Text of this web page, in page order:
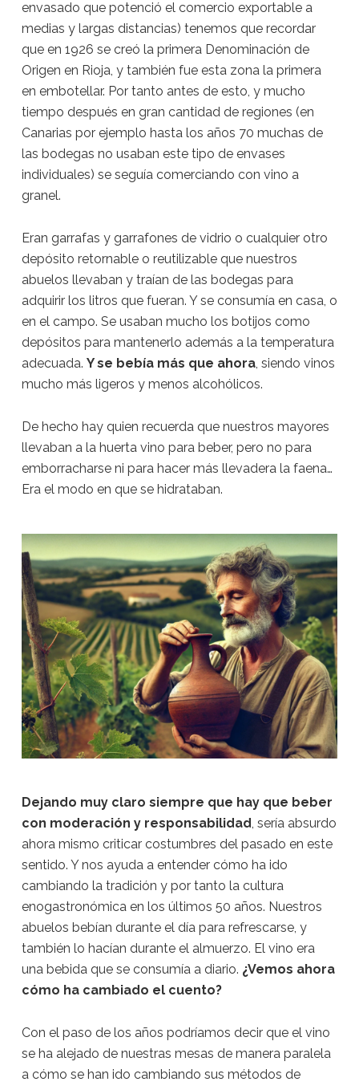
envasado que potenció el comercio exportable a
medias y largas distancias) tenemos que recordar
que en 1926 se creó la primera Denominación de
Origen en Rioja, y también fue esta zona la primera
en embotellar. Por tanto antes de esto, y mucho
tiempo después en gran cantidad de regiones (en
Canarias por ejemplo hasta los años 70 muchas de
las bodegas no usaban este tipo de envases
individuales) se seguía comerciando con vino a
granel.
Eran garrafas y garrafones de vidrio o cualquier otro
depósito retornable o reutilizable que nuestros
abuelos llevaban y traían de las bodegas para
adquirir los litros que fueran. Y se consumía en casa, o
en el campo. Se usaban mucho los botijos como
depósitos para mantenerlo además a la temperatura
adecuada. Y se bebía más que ahora, siendo vinos
mucho más ligeros y menos alcohólicos.
De hecho hay quien recuerda que nuestros mayores
llevaban a la huerta vino para beber, pero no para
emborracharse ni para hacer más llevadera la faena…
Era el modo en que se hidrataban.
Dejando muy claro siempre que hay que beber
con moderación y responsabilidad, sería absurdo
ahora mismo criticar costumbres del pasado en este
sentido. Y nos ayuda a entender cómo ha ido
cambiando la tradición y por tanto la cultura
enogastronómica en los últimos 50 años. Nuestros
abuelos bebían durante el día para refrescarse, y
también lo hacían durante el almuerzo. El vino era
una bebida que se consumía a diario. ¿Vemos ahora
cómo ha cambiado el cuento?
Con el paso de los años podríamos decir que el vino
se ha alejado de nuestras mesas de manera paralela
a cómo se han ido cambiando sus métodos de